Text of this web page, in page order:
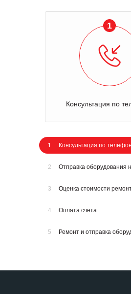
1
Консультация по
1 Консультация по
2 Отправка оборудования
3 Оценка стоимости
4 Оплата счета
5 Ремонт и отправка